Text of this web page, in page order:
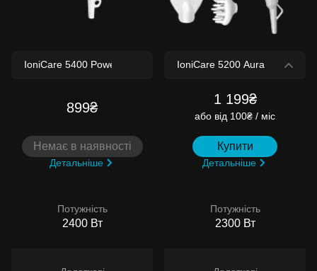
899₴
Немає в наявності
Детальніше
Потужність
2400 Вт
1 199₴
або від 100₴ / міс
Купити
Детальніше
Потужність
2300 Вт